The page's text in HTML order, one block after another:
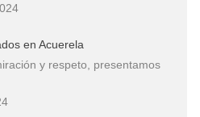
en Acuerela
y respeto, presentamos